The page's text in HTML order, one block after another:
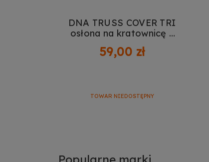
DNA TRUSS COVER TRI
osłona na kratownicę 1
59,00 zł
TOWAR NIEDOSTĘPNY